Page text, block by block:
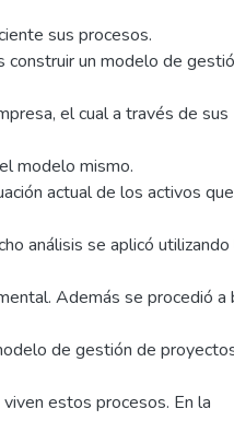
sus procesos.
un modelo de
el cual a través de sus
modelo mismo.
actual de los activos
análisis se aplicó utilizando
Además se procedió a
de gestión de
estos procesos. En la